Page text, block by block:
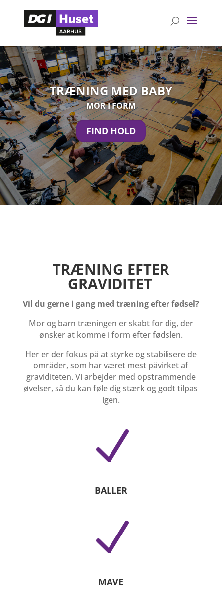
TRÆNING MED BABY
MOR I FORM
FIND HOLD
TRÆNING EFTER
GRAVIDITET
Vil du gerne i gang med træning efter fødsel?
Mor og barn træningen er skabt for dig, der
ønsker at komme i form efter fødslen.
Her er der fokus på at styrke og stabilisere de
områder, som har været mest påvirket af
graviditeten. Vi arbejder med opstrammende
øvelser, så du kan føle dig stærk og godt tilpas
igen.
N
BALLER
N
MAVE